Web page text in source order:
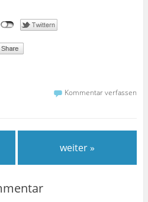
Kommentar verfassen
weiter »